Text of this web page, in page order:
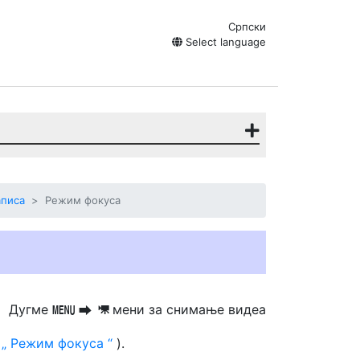
Српски
Select language
Режим фокуса
Дугме G U 1 мени за снимање видеа
Режим фокуса ).